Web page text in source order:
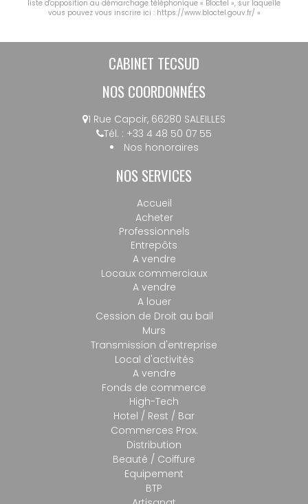
liste d'opposition au démarchage téléphonique « Bloctel », sur laquelle
vous pouvez vous inscrire ici : https://www.bloctel.gouv.fr/ »
CABINET TECSUD
NOS COORDONNÉES
1 Rue Capcir, 66280 SALEILLES
Tél. : +33 4 48 50 07 55
Nos honoraires
NOS SERVICES
Accueil
Acheter
Professionnels
Entrepôts
A vendre
Locaux commerciaux
A vendre
A louer
Cession de Droit au bail
Murs
Transmission d'entreprise
Local d'activités
A vendre
Fonds de commerce
High-Tech
Hotel / Rest / Bar
Commerces Prox.
Distribution
Beauté / Coiffure
Equipement
BTP